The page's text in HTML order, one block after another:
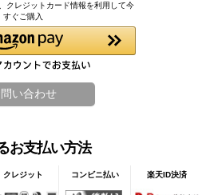
クレジットカード情報を利用して今
すぐご購入
お支払い方法
クレジット コンビニ払い 楽天ID決済